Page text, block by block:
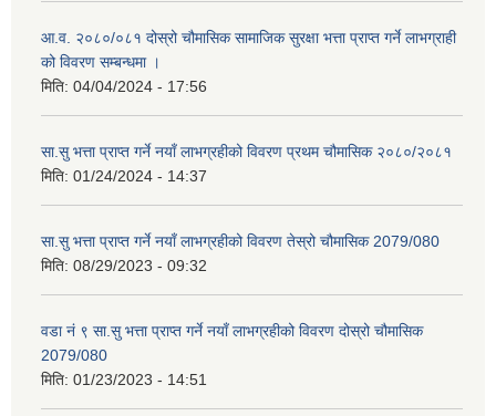
आ.व. २०८०/०८१ दोस्रो चौमासिक सामाजिक सुरक्षा भत्ता प्राप्त गर्ने लाभग्राही
को विवरण सम्बन्धमा ।
मिति: 04/04/2024 - 17:56
सा.सु भत्ता प्राप्त गर्ने नयाँ लाभग्रहीको विवरण प्रथम चौमासिक २०८०/२०८१
मिति: 01/24/2024 - 14:37
सा.सु भत्ता प्राप्त गर्ने नयाँ लाभग्रहीको विवरण तेस्रो चौमासिक 2079/080
मिति: 08/29/2023 - 09:32
वडा नं ९ सा.सु भत्ता प्राप्त गर्ने नयाँ लाभग्रहीको विवरण दोस्रो चौमासिक
2079/080
मिति: 01/23/2023 - 14:51